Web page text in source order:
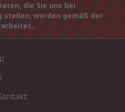
die Sie uns bei
stellen, werden gemäß der